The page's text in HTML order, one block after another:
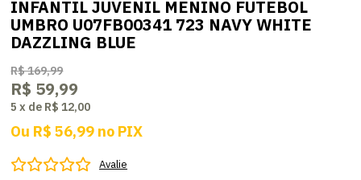
INFANTIL JUVENIL MENINO FUTEBOL
UMBRO U07FB00341 723 NAVY WHITE
DAZZLING BLUE
R$ 169,99
R$ 59,99
5 x de R$ 12,00
Ou R$ 56,99 no PIX
Avalie